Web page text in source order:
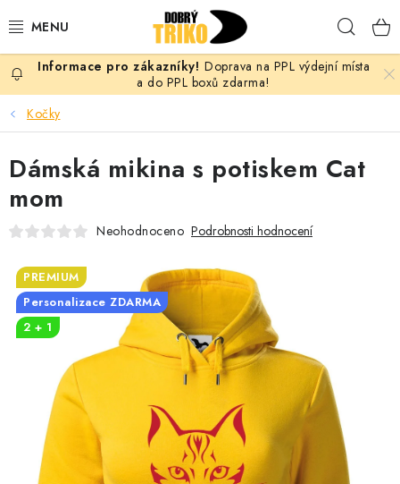
na
PRO ŽENY
PRO MUŽE
PRO DĚTI
PRO PÁRY
VLASTNÍ MOTIV
MIKINY
OKAMŽITĚ K ODBĚRU
Doprava na PPL výdejní místa
a do PPL boxů zdarma!
Kočky
Dámská mikina s potiskem Cat
mom
Neohodnoceno Podrobnosti hodnocení
PREMIUM
Personalizace ZDARMA
2 + 1